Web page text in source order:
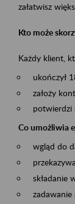
załatwisz
Kto może
Każdy klient,
ukończył
założy
potwierdzi
Co umożliwia
wgląd do
składanie